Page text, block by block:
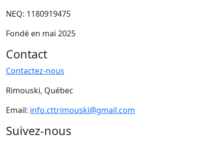
NEQ: 1180919475
Fondé en mai 2025
Contact
Contactez-nous
Rimouski, Québec
Email: info.cttrimouski@gmail.com
Suivez-nous